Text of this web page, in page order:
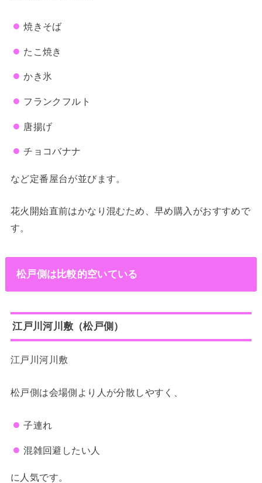
焼きそば
たこ焼き
かき氷
フランクフルト
唐揚げ
チョコバナナ
など定番屋台が並びます。
花火開始直前はかなり混むため、早め購入がおすすめで
す。
松戸側は比較的空いている
江戸川河川敷（松戸側）
江戸川河川敷
松戸側は会場側より人が分散しやすく、
子連れ
混雑回避したい人
に人気です。